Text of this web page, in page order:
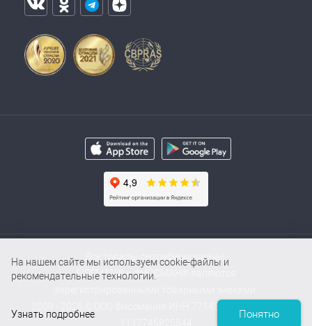
Все товары сертифицированы.
FISSMAN® и ФИССМАН® являются
2009 - 2026 © ООО Фиссмания ИНН 7714854000 / ОГРН
На нашем сайте мы используем cookie-файлы и
рекомендательные технологии.
Узнать подробнее Понятно